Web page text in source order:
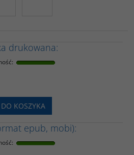
drukowana:
:
DO KOSZYKA
epub, mobi):
: